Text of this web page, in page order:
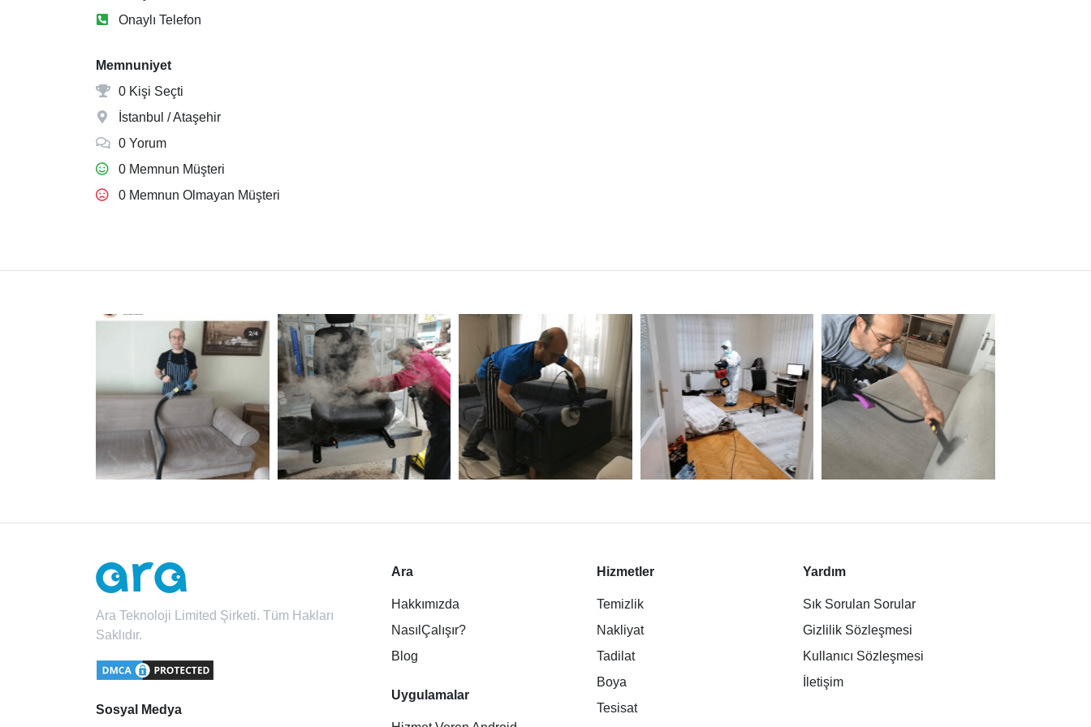
Onaylı Telefon
Memnuniyet
0 Kişi Seçti
İstanbul / Ataşehir
0 Yorum
0 Memnun Müşteri
0 Memnun Olmayan Müşteri
Ara Teknoloji Limited Şirketi. Tüm Hakları
Saklıdır.
Sosyal Medya
Ara
Hakkımızda
NasılÇalışır?
Blog
Uygulamalar
Hizmetler
Temizlik
Nakliyat
Tadilat
Boya
Tesisat
Yardım
Sık Sorulan Sorular
Gizlilik Sözleşmesi
Kullanıcı Sözleşmesi
İletişim